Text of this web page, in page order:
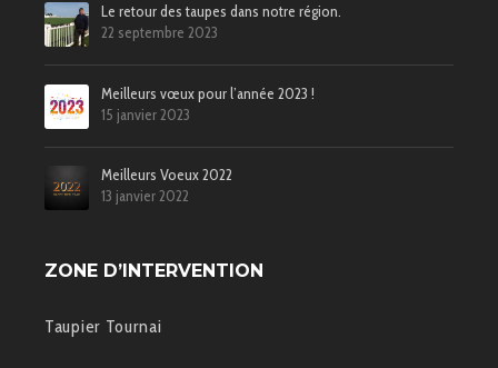
Le retour des taupes dans notre région.
22 septembre 2023
Meilleurs vœux pour l’année 2023 !
15 janvier 2023
Meilleurs Voeux 2022
13 janvier 2022
ZONE D’INTERVENTION
Taupier Tournai